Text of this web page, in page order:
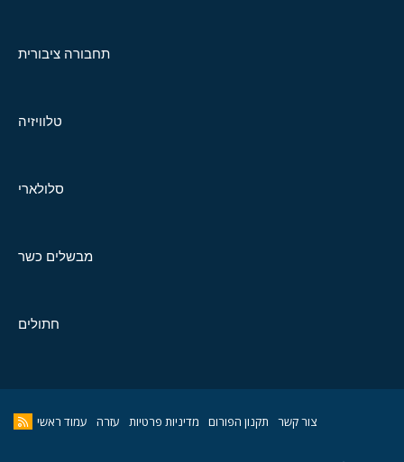
תחבורה ציבורית
טלוויזיה
סלולארי
מבשלים כשר
חתולים
צור קשר תקנון הפורום מדיניות פרטיות עזרה עמוד ראשי